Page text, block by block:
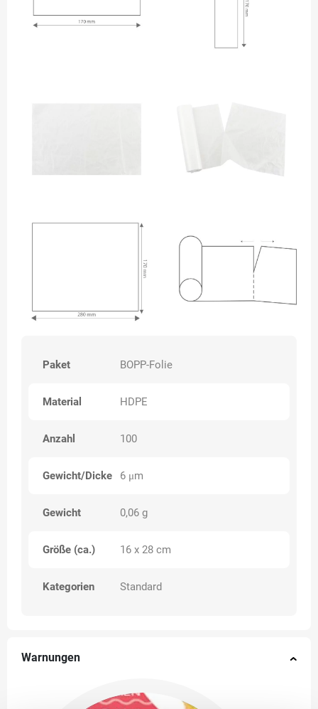
Paket BOPP-Folie
Material HDPE
Anzahl 100
Gewicht/Dicke 6 μm
Gewicht 0,06 g
Größe (ca.) 16 x 28 cm
Kategorien Standard
Warnungen